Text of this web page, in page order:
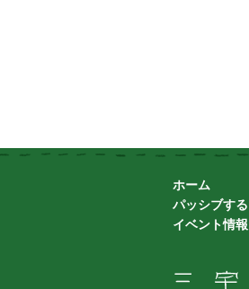
ホーム
パッシブする
イベント情報